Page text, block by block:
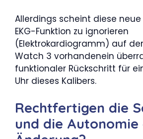
Allerdings scheint diese neue
EKG-Funktion zu ignorieren
(Elektrokardiogramm) auf
Watch 3 vorhandenein
funktionaler Rückschritt für
Uhr dieses Kalibers.
Rechtfertigen die
und die Autonomie